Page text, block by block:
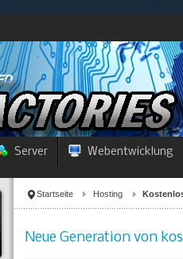
Server Webentwicklung
Startseite Hosting
Neue Generation von